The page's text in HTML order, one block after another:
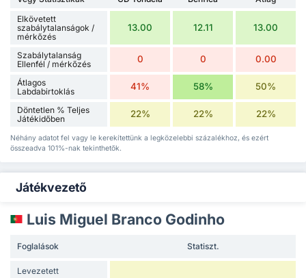
Elkövetett
szabálytalanságok /
mérkőzés
13.00 12.11 13.00
Szabálytalanság
Ellenfél / mérkőzés
0 0 0.00
Átlagos
Labdabirtoklás
41% 58% 50%
Döntetlen % Teljes
Játékidőben
22% 22% 22%
Néhány adatot fel vagy le kerekítettünk a legközelebbi százalékhoz, és ezért
összeadva 101%-nak tekinthetők.
Játékvezető
Luis Miguel Branco Godinho
Foglalások Statiszt.
Levezetett